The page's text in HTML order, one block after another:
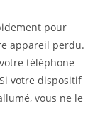
pour
appareil perdu.
téléphone
votre dispositif
vous ne le